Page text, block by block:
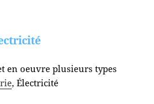
en oeuvre plusieurs types
, Électricité